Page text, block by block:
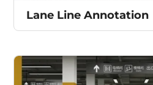
Lane Line Annotation